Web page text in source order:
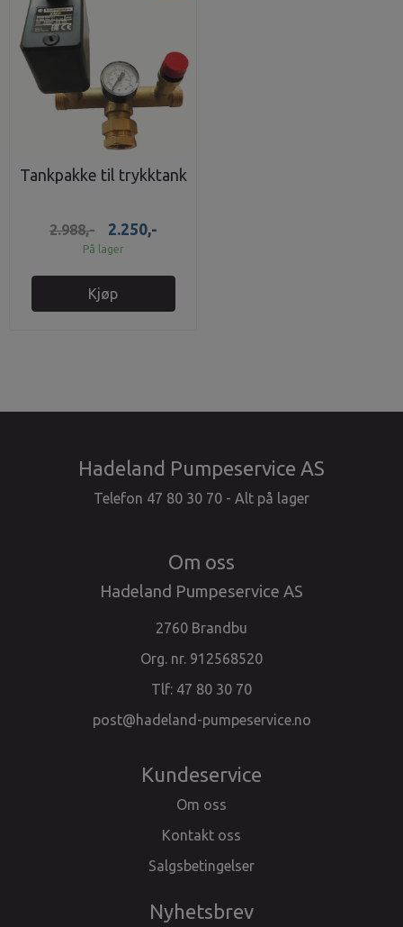
Tankpakke til trykktank
2.988,- 2.250,-
På lager
Kjøp
Hadeland Pumpeservice AS
Telefon 47 80 30 70 - Alt på lager
Om oss
Hadeland Pumpeservice AS
2760 Brandbu
Org. nr. 912568520
Tlf: 47 80 30 70
post@hadeland-pumpeservice.no
Kundeservice
Om oss
Kontakt oss
Salgsbetingelser
Nyhetsbrev